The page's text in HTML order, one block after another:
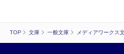
TOP 文庫 一般文庫 メディアワークス